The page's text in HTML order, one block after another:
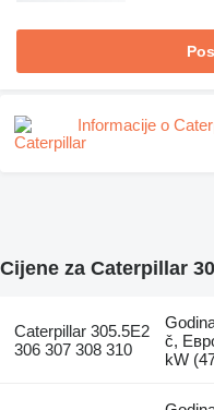
Informacije o
Cijene za Caterpillar
Caterpillar 305.5E2
306 307 308 310
č,
kW